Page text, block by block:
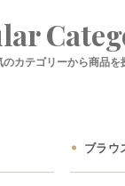
のカテゴリーから商品を
ブラウ